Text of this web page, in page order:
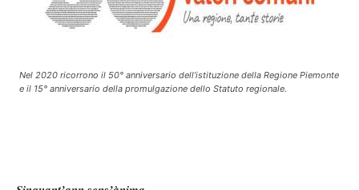
Nel 2020 ricorrono il 50° anniversario dell’istituzione della Regione Piemonte
e il 15° anniversario della promulgazione dello Statuto regionale.